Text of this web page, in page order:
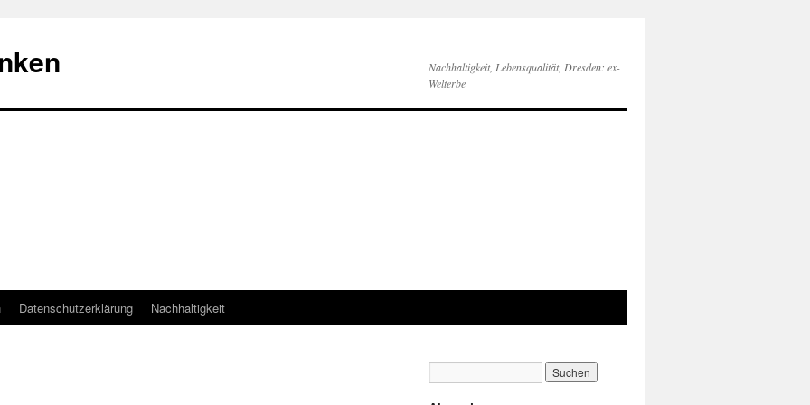
Nachhaltigkeit, Lebensqualität, Dresden: ex-
Welterbe
Datenschutzerklärung Nachhaltigkeit